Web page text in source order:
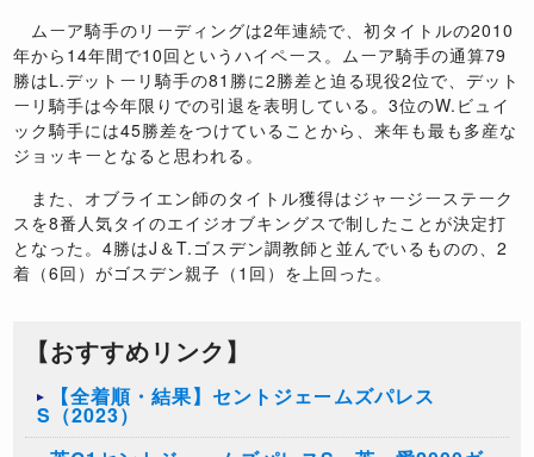
ムーア騎手のリーディングは2年連続で、初タイトルの2010
年から14年間で10回というハイペース。ムーア騎手の通算79
勝はL.デットーリ騎手の81勝に2勝差と迫る現役2位で、デット
ーリ騎手は今年限りでの引退を表明している。3位のW.ビュイ
ック騎手には45勝差をつけていることから、来年も最も多産な
ジョッキーとなると思われる。
また、オブライエン師のタイトル獲得はジャージーステーク
スを8番人気タイのエイジオブキングスで制したことが決定打
となった。4勝はJ＆T.ゴスデン調教師と並んでいるものの、2
着（6回）がゴスデン親子（1回）を上回った。
【おすすめリンク】
【全着順・結果】セントジェームズパレス
S（2023）